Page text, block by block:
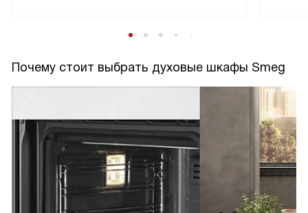
Почему стоит выбрать духовые шкафы Smeg